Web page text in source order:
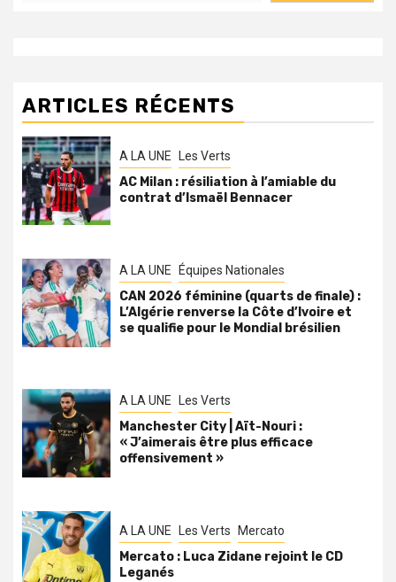
ARTICLES RÉCENTS
A LA UNE Les Verts
AC Milan : résiliation à l’amiable du
contrat d’Ismaël Bennacer
A LA UNE Équipes Nationales
CAN 2026 féminine (quarts de finale) :
L’Algérie renverse la Côte d’Ivoire et
se qualifie pour le Mondial brésilien
A LA UNE Les Verts
Manchester City | Aït-Nouri :
« J’aimerais être plus efficace
offensivement »
A LA UNE Les Verts Mercato
Mercato : Luca Zidane rejoint le CD
Leganés